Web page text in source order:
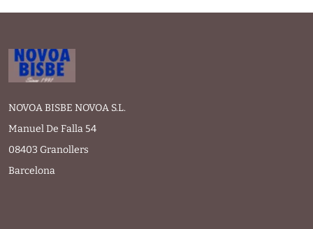
NOVOA BISBE NOVOA S.L.
Manuel De Falla 54
08403 Granollers
Barcelona